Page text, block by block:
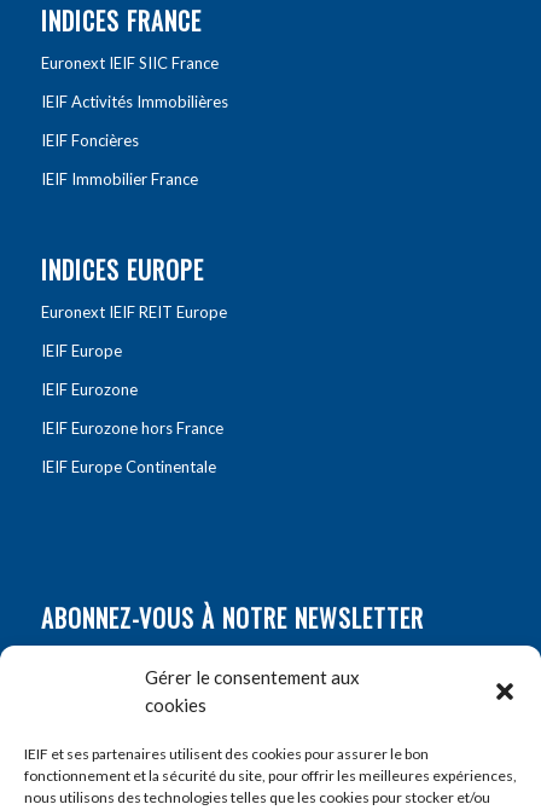
Gérer le consentement aux
cookies
IEIF et ses partenaires utilisent des cookies pour assurer le bon
fonctionnement et la sécurité du site, pour offrir les meilleures expériences,
nous utilisons des technologies telles que les cookies pour stocker et/ou
INDICES FRANCE
Euronext IEIF SIIC France
IEIF Activités Immobilières
IEIF Foncières
IEIF Immobilier France
INDICES EUROPE
Euronext IEIF REIT Europe
IEIF Europe
IEIF Eurozone
IEIF Eurozone hors France
IEIF Europe Continentale
ABONNEZ-VOUS À NOTRE NEWSLETTER
Prénom*